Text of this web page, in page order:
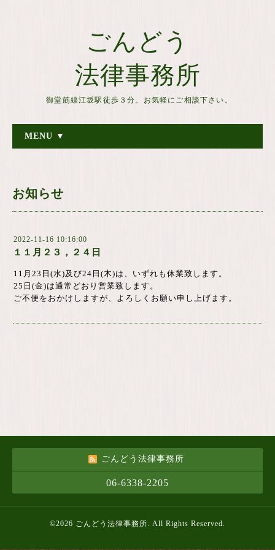
ごんどう
法律事務所
御堂筋線江坂駅徒歩３分。お気軽にご相談下さい。
MENU ▼
お知らせ
2022-11-16 10:16:00
１１月２３，２４日
11月23日(水)及び24日(木)は、いずれも休業致します。
25日(金)は通常どおり営業致します。
ご不便をおかけしますが、よろしくお願い申し上げます。
ごんどう法律事務所
06-6338-2205
©2026 ごんどう法律事務所. All Rights Reserved.